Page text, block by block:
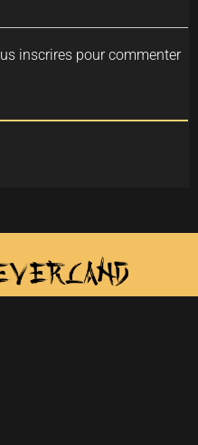
inscrires pour commenter